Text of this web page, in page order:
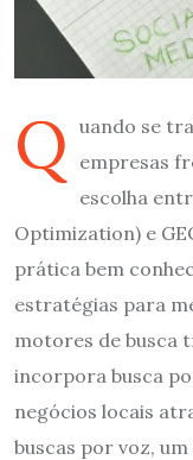
Q uando se
empresas
escolha
Optimization) e
prática bem
estratégias para
motores de busca
incorpora busca
negócios locais
buscas por voz,